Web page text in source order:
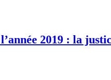
2019 : la